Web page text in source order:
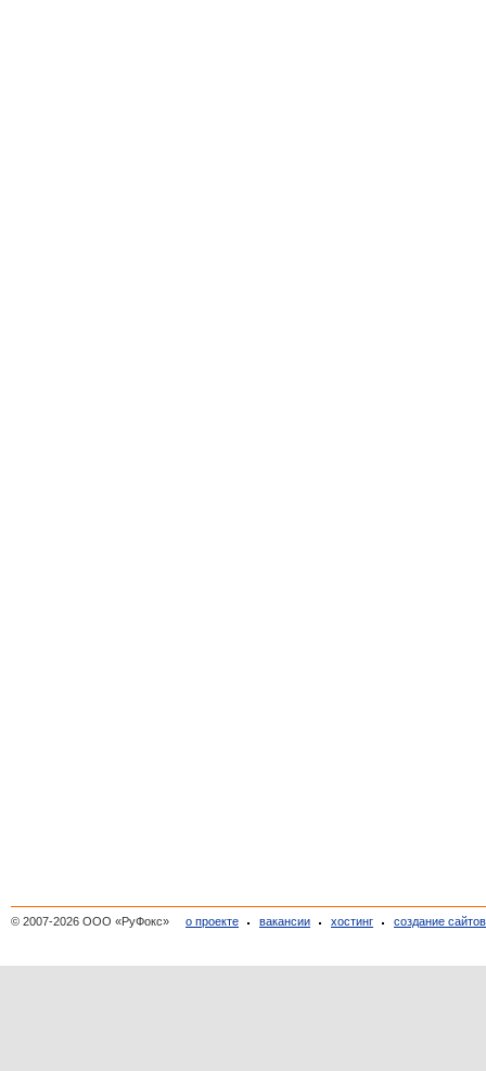
© 2007-2026 ООО «РуФокс» о проекте вакансии хостинг создание сайтов